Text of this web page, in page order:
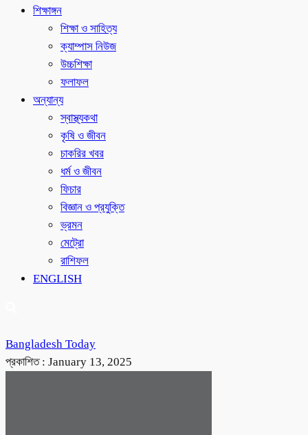
শিক্ষাঙ্গন
শিক্ষা ও সাহিত্য
ক্যাম্পাস নিউজ
উচ্চশিক্ষা
ফলাফল
অন্যান্য
স্বাস্থ্যকথা
কৃষি ও জীবন
চাকরির খবর
ধর্ম ও জীবন
ফিচার
বিজ্ঞান ও প্রযুক্তি
ভ্রমন
মেট্রো
রাশিফল
ENGLISH
Bangladesh Today
প্রকাশিত : January 13, 2025